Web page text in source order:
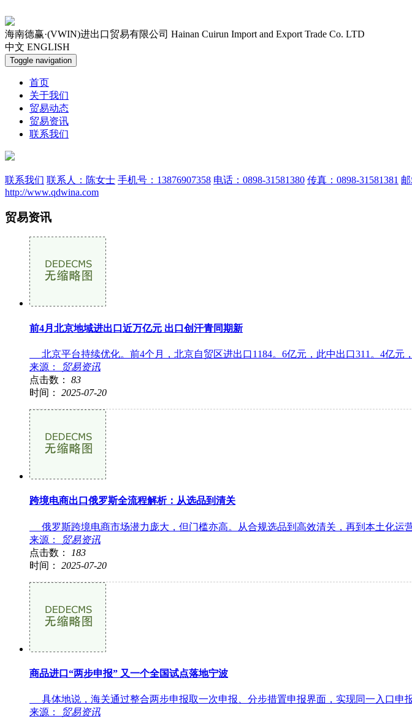
海南德赢·(VWIN)进出口贸易有限公司 Hainan Cuirun Import and Export Trade Co. LTD
中文 ENGLISH
Toggle navigation
首页
关于我们
贸易动态
贸易资讯
联系我们
联系我们 联系人：陈女士 手机号：13876907358 电话：0898-31581380 传真：0898-31581381
http://www.qdwina.com
贸易资讯
前4月北京地域进出口近万亿元 出口创汗青同期新
北京平台持续优化。前4个月，北京自贸区进出口1184。6亿元，此中出口311。4亿元
来源：
贸易资讯
点击数： 83
时间： 2025-07-20
跨境电商出口俄罗斯全流程解析：从选品到清关
俄罗斯跨境电商市场潜力庞大，但门槛亦高。从合规选品到高效清关，再到本土化运
来源：
贸易资讯
点击数：
183
时间： 2025-07-20
商品进口“两步申报” 又一个全国试点落地宁波
具体地说，海关通过整合两步申报取一次申报、分步措置申报界面，实现同一入口申
来源：
贸易资讯